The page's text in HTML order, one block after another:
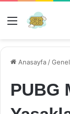
Menü
Anasayfa /Genel
PUBG